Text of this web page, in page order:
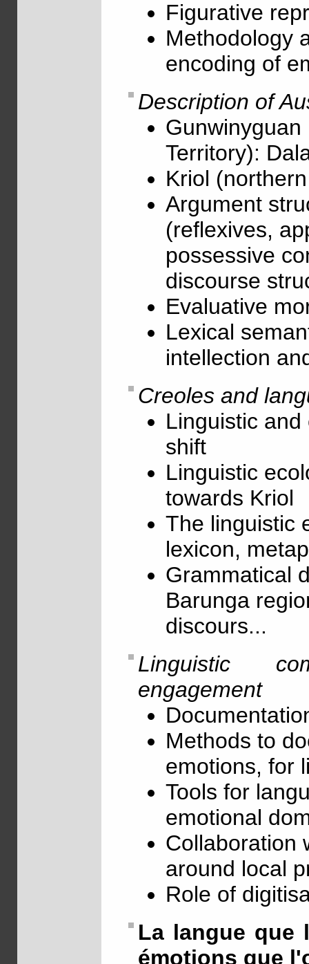
Figurative
Methodology
encoding of
Description of
Territory):
Kriol
Argument
(reflexives,
possessive
discourse
Evaluative
Lexical
intellection
Creoles and
Linguistic
shift
Linguistic
towards Kriol
The linguistic
lexicon,
Grammatical
Barunga
discours...
Linguistic
engagement
Methods to
emotions, for
Tools for
emotional
Collaboration
around local
Role of
La langue que
émotions que